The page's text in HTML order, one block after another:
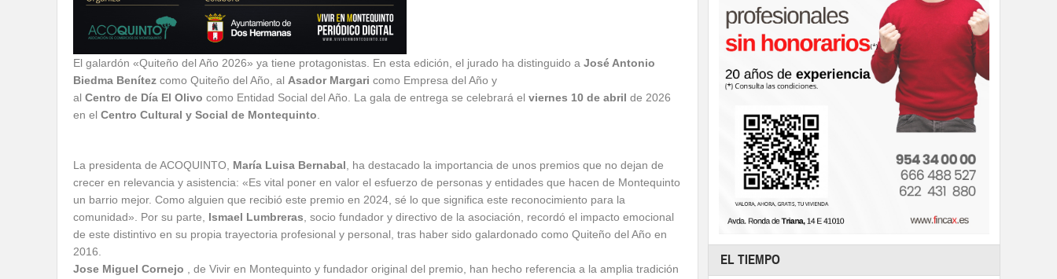
El galardón «Quiteño del Año 2026» ya tiene protagonistas. En esta edición, el jurado ha distinguido a José Antonio
Biedma Benítez como Quiteño del Año, al Asador Margari como Empresa del Año y
al Centro de Día El Olivo como Entidad Social del Año. La gala de entrega se celebrará el viernes 10 de abril de 2026
en el Centro Cultural y Social de Montequinto
La presidenta de ACOQUINTO, María Luisa Bernabal , ha destacado la importancia de unos premios que no dejan de
crecer en relevancia y asistencia: «Es vital poner en valor el esfuerzo de personas y entidades que hacen de Montequinto
un barrio mejor. Como alguien que recibió este premio en 2024, sé lo que significa este reconocimiento para la
comunidad». Por su parte, Ismael Lumbreras , socio fundador y directivo de la asociación, recordó el impacto emocional
de este distintivo en su propia trayectoria profesional y personal, tras haber sido galardonado como Quiteño del Año en
2016.
Jose Miguel Cornejo , de Vivir en Montequinto y fundador original del premio, han hecho referencia a la amplia tradición
EL TIEMPO